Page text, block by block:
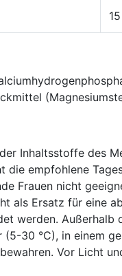
Inhaltsstoffe des
die empfohlene
Frauen nicht
als Ersatz für eine
werden. Außerhalb
30 °C), in einem
Vor Licht